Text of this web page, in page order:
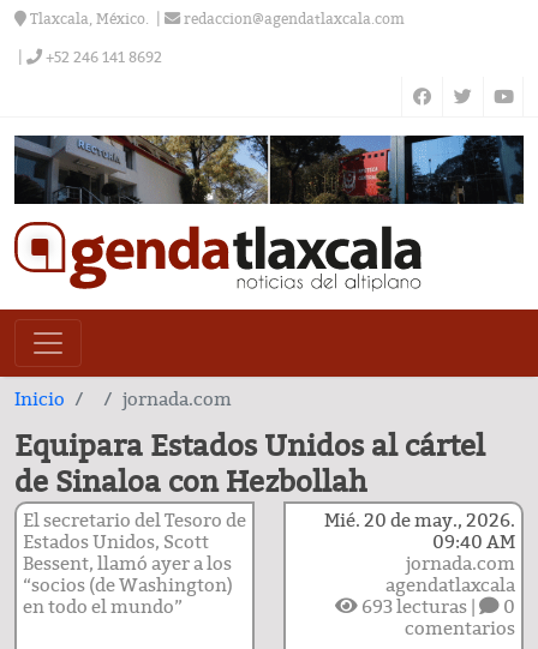
Tlaxcala, México. redaccion@agendatlaxcala.com
+52 246 141 8692
Inicio jornada.com
Equipara Estados Unidos al cártel
de Sinaloa con Hezbollah
El secretario del Tesoro de
Estados Unidos, Scott
Bessent, llamó ayer a los
“socios (de Washington)
en todo el mundo”
Mié. 20 de may., 2026.
09:40 AM
jornada.com
agendatlaxcala
693lecturas |
0
comentarios